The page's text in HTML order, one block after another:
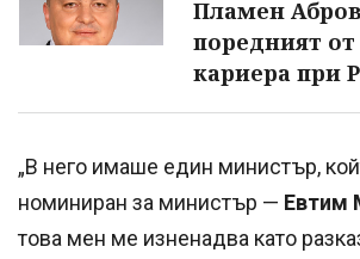
Пламен
поредният
кариера при
„В него имаше един министър,
номиниран за министър — Евтим
това мен ме изненадва като